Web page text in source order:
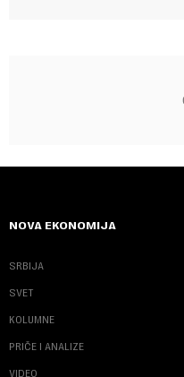
NOVA EKONOMIJA
SRBIJA
SVET
KOLUMNE
PRIČE I ANALIZE
VIDEO